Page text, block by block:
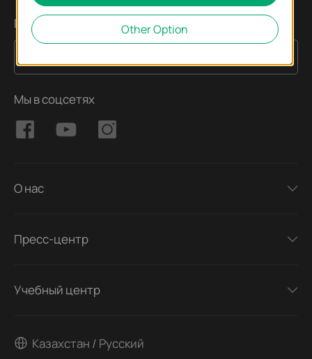
Подпишитесь на рассылку
Мы в соцсетях
О нас
Пресс-центр
Учебный центр
Казахстан / Русский
Other Option